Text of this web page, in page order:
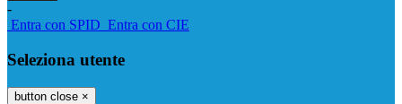
-
Entra con SPID Entra con CIE
Seleziona utente
button close ×